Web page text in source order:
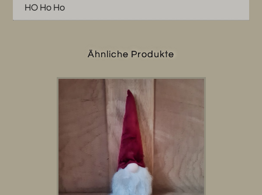
HO Ho Ho
Ähnliche Produkte